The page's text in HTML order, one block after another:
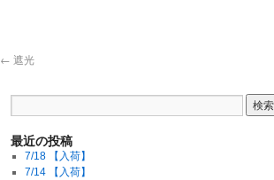
← 遮光
最近の投稿
7/18 【入荷】
7/14 【入荷】